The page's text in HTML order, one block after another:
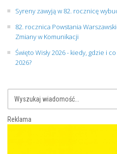
Syreny zawyją w 82. rocznicę
82. rocznica Powstania
Zmiany w Komunikacji
Święto Wisły 2026 - kiedy, gdzie i
2026?
Reklama